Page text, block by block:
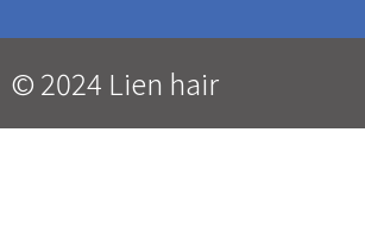
© 2024 Lien hair